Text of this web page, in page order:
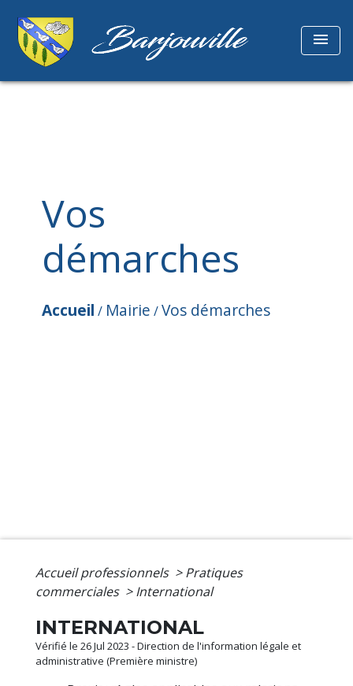
menu
Vos
démarches
Accueil / Mairie /Vos démarches
Accueil professionnels > Pratiques
commerciales > International
INTERNATIONAL
Vérifié le 26 Jul 2023 - Direction de l'information légale et
administrative (Première ministre)